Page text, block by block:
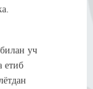
уч
етиб